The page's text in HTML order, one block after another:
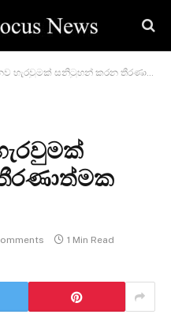
සනිටුහන් කරන තීරණාත්මක වසරක් – ජනපති
1 Min Read